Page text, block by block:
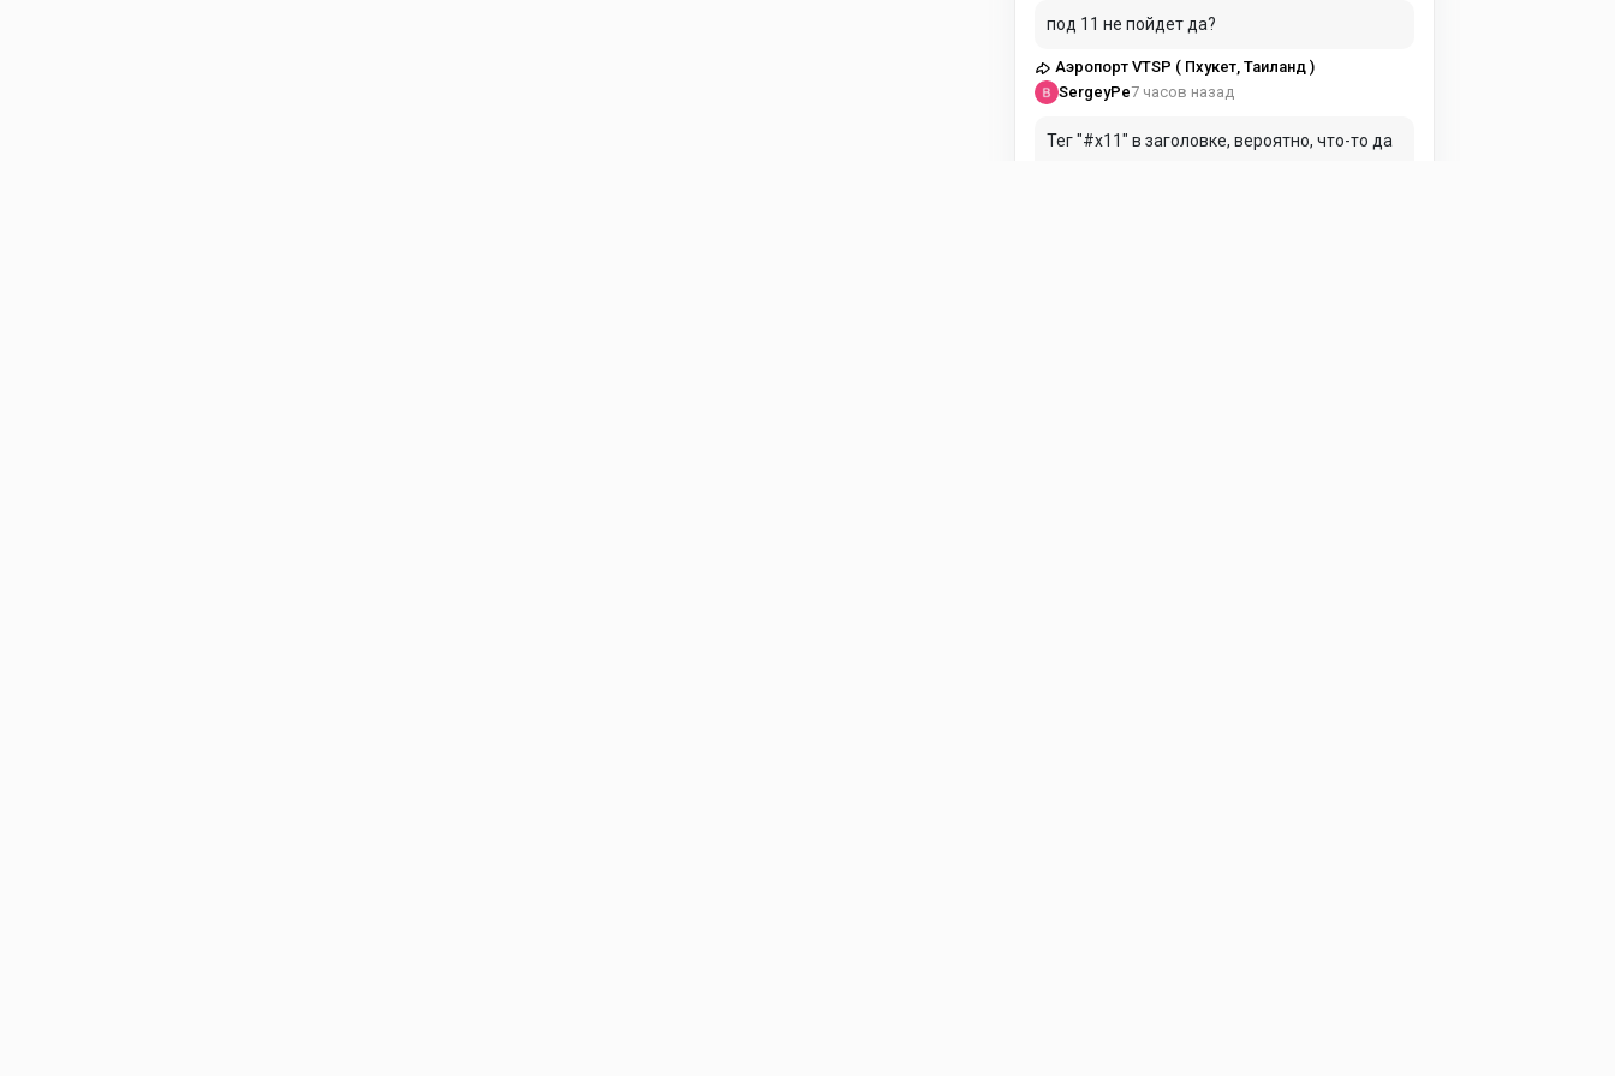
под 11 не пойдет да?
Аэропорт VTSP ( Пхукет, Таиланд )
SergeyPe7 часов назад
Тег "#x11" в заголовке, вероятно, что-то да